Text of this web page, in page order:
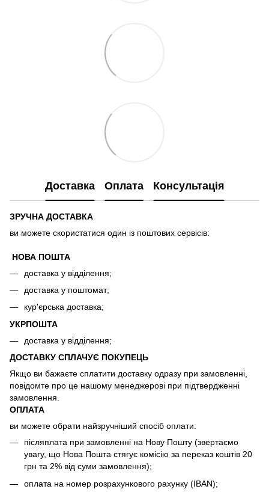
Доставка Оплата Консультація
ЗРУЧНА ДОСТАВКА
ви можете скористатися один із поштових сервісів:
НОВА ПОШТА
доставка у відділення;
доставка у поштомат;
кур'єрська доставка;
УКРПОШТА
доставка у відділення;
ДОСТАВКУ СПЛАЧУЄ ПОКУПЕЦЬ
Якщо ви бажаєте сплатити доставку одразу при замовленні,
повідомте про це нашому менеджерові при підтвердженні
замовлення.
ОПЛАТА
ви можете обрати найзручніший спосіб оплати:
післяплата при замовленні на Нову Пошту (звертаємо
увагу, що Нова Пошта стягує комісію за переказ коштів 20
грн та 2% від суми замовлення);
оплата на номер розрахункового рахунку (IBAN);